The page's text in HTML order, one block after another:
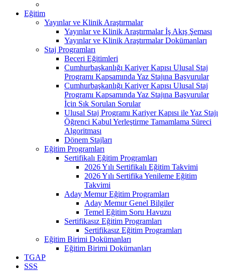
Eğitim
Yayınlar ve Klinik Araştırmalar
Yayınlar ve Klinik Araştırmalar İş Akış Şeması
Yayınlar ve Klinik Araştırmalar Dokümanları
Staj Programları
Beceri Eğitimleri
Cumhurbaşkanlığı Kariyer Kapısı Ulusal Staj
Programı Kapsamında Yaz Stajına Başvurular
Cumhurbaşkanlığı Kariyer Kapısı Ulusal Staj
Programı Kapsamında Yaz Stajına Başvurular
İçin Sık Sorulan Sorular
Ulusal Staj Programı Kariyer Kapısı ile Yaz Stajı
Öğrenci Kabul Yerleştirme Tamamlama Süreci
Algoritması
Dönem Stajları
Eğitim Programları
Sertifikalı Eğitim Programları
2026 Yılı Sertifikalı Eğitim Takvimi
2026 Yılı Sertifika Yenileme Eğitim
Takvimi
Aday Memur Eğitim Programları
Aday Memur Genel Bilgiler
Temel Eğitim Soru Havuzu
Sertifikasız Eğitim Programları
Sertifikasız Eğitim Programları
Eğitim Birimi Dokümanları
Eğitim Birimi Dokümanları
TGAP
SSS